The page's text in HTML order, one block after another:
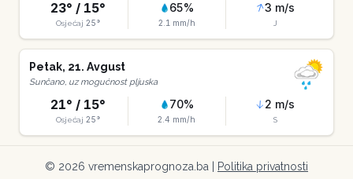
23° / 15°
Osjećaj 25°
65%
2.1 mm/h
3 m/s
J
Petak, 21. Avgust
Sunčano, uz mogućnost pljuska
21° / 15°
Osjećaj 25°
70%
2.4 mm/h
2 m/s
S
© 2026 vremenskaprognoza.ba | Politika privatnosti